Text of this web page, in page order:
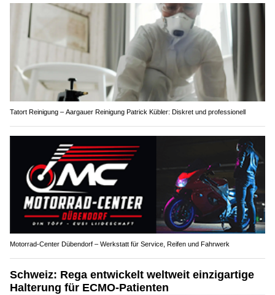
Tatort Reinigung – Aargauer Reinigung Patrick Kübler: Diskret und professionell
Motorrad-Center Dübendorf – Werkstatt für Service, Reifen und Fahrwerk
Schweiz: Rega entwickelt weltweit einzigartige
Halterung für ECMO-Patienten